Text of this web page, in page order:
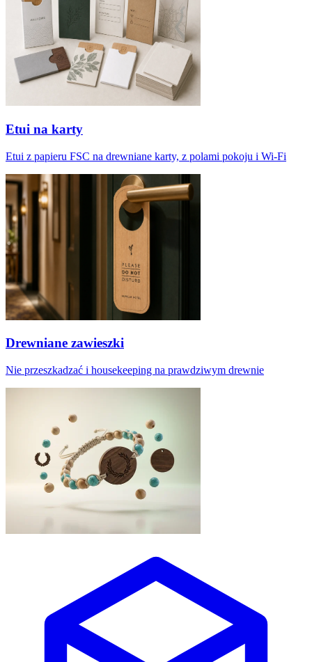
Etui na karty
Etui z papieru FSC na drewniane karty, z polami pokoju i Wi-Fi
Drewniane zawieszki
Nie przeszkadzać i housekeeping na prawdziwym drewnie